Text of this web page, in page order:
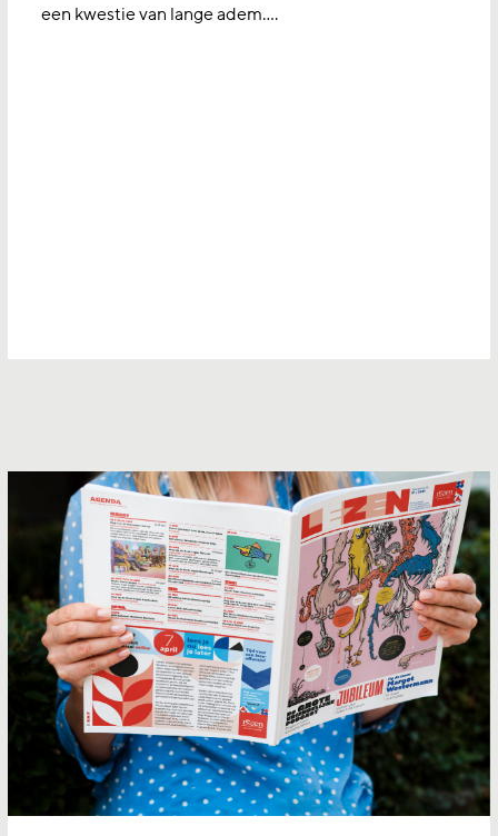
een kwestie van lange adem....